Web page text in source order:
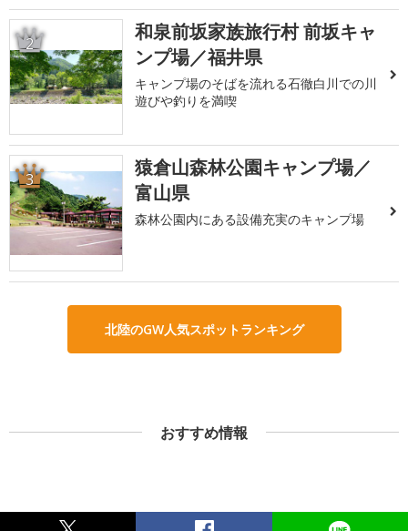
2
和泉前坂家族旅行村 前坂キャ
ンプ場／福井県
キャンプ場のそばを流れる石徹白川での川
遊びや釣りを満喫
3
猿倉山森林公園キャンプ場／
富山県
森林公園内にある設備充実のキャンプ場
北陸のGW人気スポットランキング
おすすめ情報